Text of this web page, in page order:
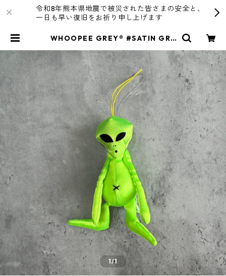
令和8年熊本県地震で被災された皆さまの安全と、
一日も早い復旧をお祈り申し上げます
WHOOPEE GREY® #SATIN GRE
1/1